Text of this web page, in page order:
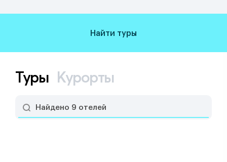
Найти туры
Туры Курорты
Найдено 9 отелей